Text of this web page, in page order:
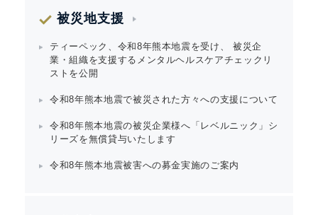
被災地支援
ティーペック、令和8年熊本地震を受け、 被災企
業・組織を支援するメンタルヘルスケアチェックリ
ストを公開
令和8年熊本地震で被災された方々への支援について
令和8年熊本地震の被災企業様へ「レベルニック」シ
リーズを無償貸与いたします
令和8年熊本地震被害への募金実施のご案内